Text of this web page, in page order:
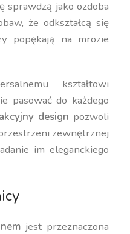
sprawdzą jako ozdoba
że odkształcą się
popękają na mrozie
kształtowi
pasować do każdego
design pozwoli
zewnętrznej
im eleganckiego
jest przeznaczona